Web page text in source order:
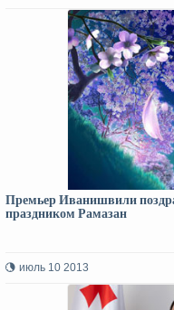
Премьер Иванишвили
праздником Рамазан
июль 10 2013